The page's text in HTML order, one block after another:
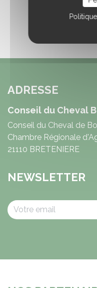
ADRESSE
Conseil du Cheval
Conseil du Cheval de
Chambre Régionale
21110 BRETENIERE
NEWSLETTER